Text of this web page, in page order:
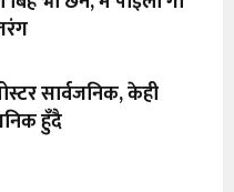
सार्वजनिक, केही
हुँदै